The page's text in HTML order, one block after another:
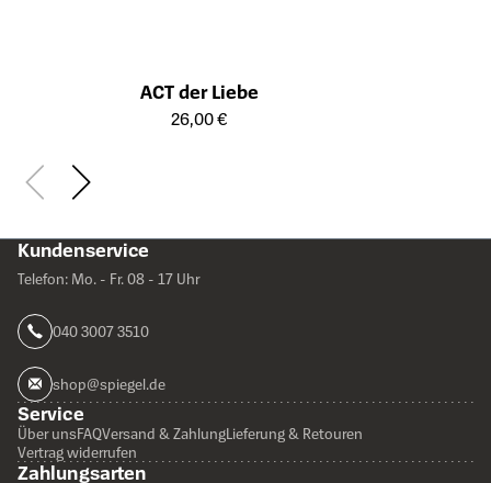
ACT der Liebe
Öffnet die Detailseite des Produkts
26,00 €
Kundenservice
Telefon: Mo. - Fr. 08 - 17 Uhr
040 3007 3510
shop@spiegel.de
Service
Über unsFAQVersand & ZahlungLieferung & Retouren
Vertrag widerrufen
Zahlungsarten